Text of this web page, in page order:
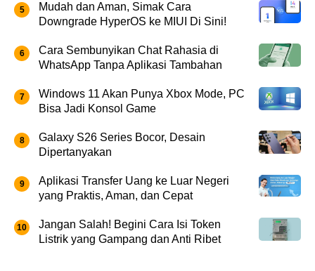
Mudah dan Aman, Simak Cara
Downgrade HyperOS ke MIUI Di Sini!
Cara Sembunyikan Chat Rahasia di
WhatsApp Tanpa Aplikasi Tambahan
Windows 11 Akan Punya Xbox Mode, PC
Bisa Jadi Konsol Game
Galaxy S26 Series Bocor, Desain
Dipertanyakan
Aplikasi Transfer Uang ke Luar Negeri
yang Praktis, Aman, dan Cepat
Jangan Salah! Begini Cara Isi Token
Listrik yang Gampang dan Anti Ribet